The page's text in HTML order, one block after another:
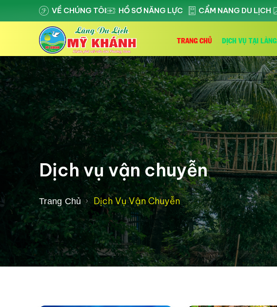
VỀ CHÚNG TÔI HỒ SƠ NĂNG LỰC CẨM NANG DU LỊCH
TRANG CHỦ DỊCH VỤ TẠI LÀNG
Dịch vụ vận chuyễn
Trang Chủ Dịch Vụ Vận Chuyễn